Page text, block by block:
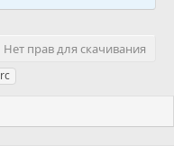
Нет прав для скачивания